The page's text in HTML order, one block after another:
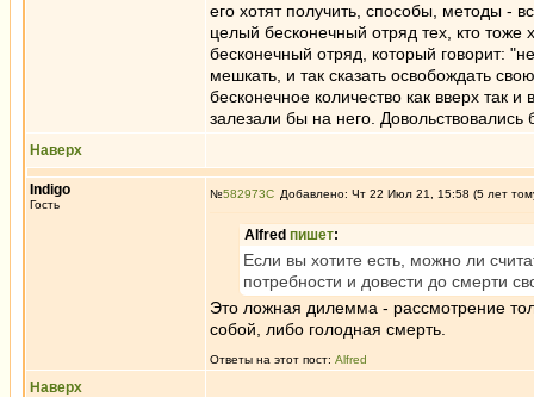
его хотят получить, способы, методы -
целый бесконечный отряд тех, кто
бесконечный отряд, который говорит:
мешкать, и так сказать освобождать
бесконечное количество как вверх так
залезали бы на него.
Наверх
Indigo
Гость
№582973 Добавлено: Чт 22 Июл 21, 15:58 (5 лет
Alfred пишет:
Если вы хотите есть, можно ли
потребности и довести до смерти
Это ложная дилемма - рассмотрение
собой, либо голодная смерть.
Ответы на этот пост: Alfred
Наверх